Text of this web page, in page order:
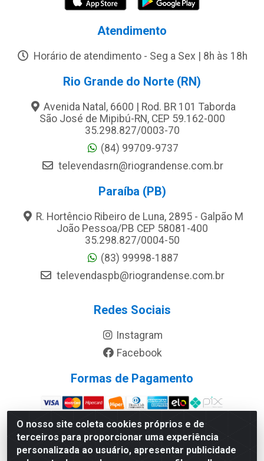
O nosso site coleta cookies próprios e de
terceiros para proporcionar uma experiência
personalizada ao usuário, apresentar publicidade
Atendimento
Horário de atendimento - Seg a Sex | 8h às 18h
Rio Grande do Norte (RN)
Avenida Natal, 6600 | Rod. BR 101 Taborda
São José de Mipibú-RN, CEP 59.162-000
35.298.827/0003-70
(84) 99709-9737
televendasrn@riograndense.com.br
Paraíba (PB)
R. Hortêncio Ribeiro de Luna, 2895 - Galpão M
João Pessoa/PB CEP 58081-400
35.298.827/0004-50
(83) 99998-1887
televendaspb@riograndense.com.br
Redes Sociais
Instagram
Facebook
Formas de Pagamento
Site Seguro